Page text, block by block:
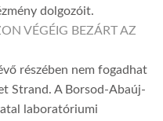
dolgozóit.
VÉGÉIG BEZÁRT AZ
részében nem fogadhat
Strand. A Borsod-Abaúj-
laboratóriumi